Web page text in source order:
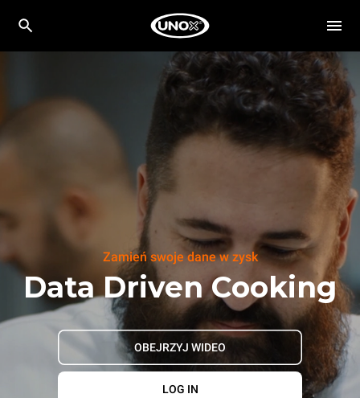
Zamień swoje dane w zysk
Data Driven Cooking
OBEJRZYJ WIDEO
LOG IN